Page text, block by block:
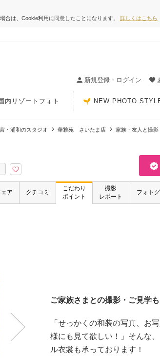
合は、Cookie利用に同意したことになります。 詳しくはこちら
新規登録・ログイン
内リゾートフォト NEW PHOTO
・浦和のスタジオ 華雅苑 さいたま店 家族・友人と撮影
ア クチコミ
こだわり
ポイント
撮影
レポート
フォト
ご家族さまとの撮影・ご見学
「せっかくの和装の写真、お
様にも見て欲しい！」そんな
ル衣裳も承っております！